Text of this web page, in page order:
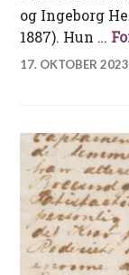
og Ingeborg
1887). Hun …
17. OKTOBER 2023